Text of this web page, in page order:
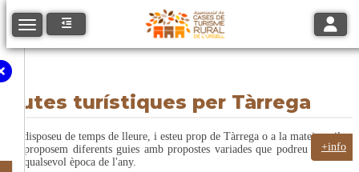
Toggle navigation
Rutes turístiques per Tàrrega
+info
Si disposeu de temps de lleure, i esteu prop de Tàrrega o a la mateixa vila,
us proposem diferents guies amb propostes variades que podreu realitzar
en qualsevol època de l'any.